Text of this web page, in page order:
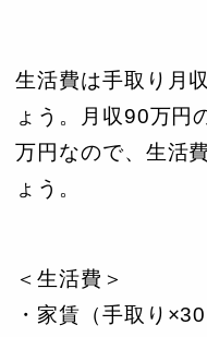
生活費は手取り月
ょう。月収90万円
万円なので、生活
ょう。
＜生活費＞
・家賃（手取り×30